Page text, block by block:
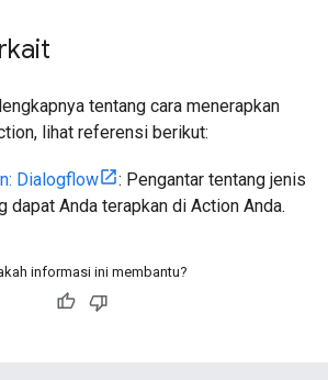
tentang cara menerapkan
lihat referensi berikut:
Dialogflow
: Pengantar tentang jenis
dapat Anda terapkan di Action Anda.
informasi ini membantu?